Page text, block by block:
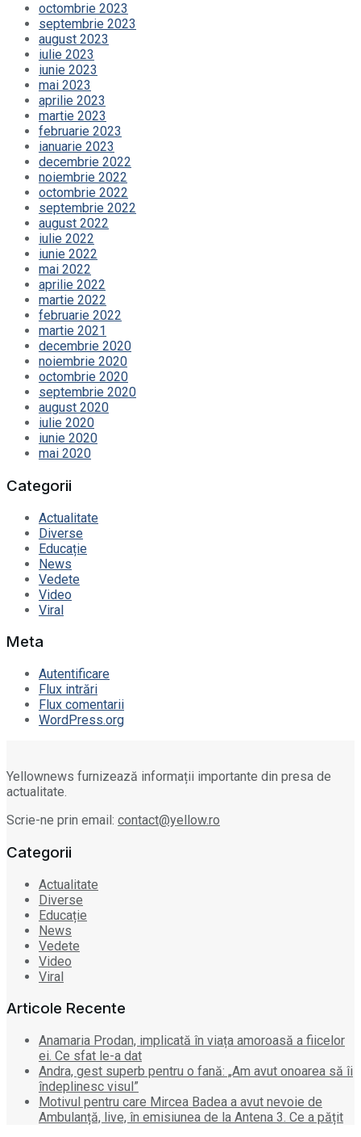
octombrie 2023
septembrie 2023
august 2023
iulie 2023
iunie 2023
mai 2023
aprilie 2023
martie 2023
februarie 2023
ianuarie 2023
decembrie 2022
noiembrie 2022
octombrie 2022
septembrie 2022
august 2022
iulie 2022
iunie 2022
mai 2022
aprilie 2022
martie 2022
februarie 2022
martie 2021
decembrie 2020
noiembrie 2020
octombrie 2020
septembrie 2020
august 2020
iulie 2020
iunie 2020
mai 2020
Categorii
Actualitate
Diverse
Educație
News
Vedete
Video
Viral
Meta
Autentificare
Flux intrări
Flux comentarii
WordPress.org
Yellownews furnizează informații importante din presa de
actualitate.
Scrie-ne prin email: contact@yellow.ro
Categorii
Actualitate
Diverse
Educație
News
Vedete
Video
Viral
Articole Recente
Anamaria Prodan, implicată în viața amoroasă a fiicelor
ei. Ce sfat le-a dat
Andra, gest superb pentru o fană: „Am avut onoarea să îi
îndeplinesc visul”
Motivul pentru care Mircea Badea a avut nevoie de
Ambulanță, live, în emisiunea de la Antena 3. Ce a pățit